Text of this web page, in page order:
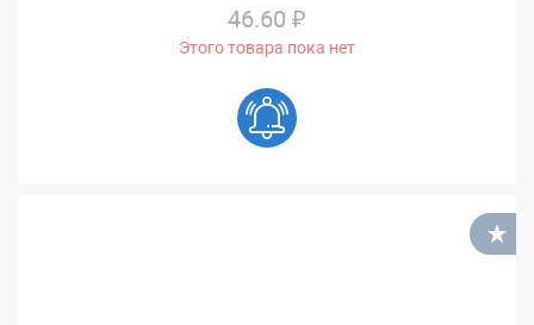
46.60 ₽
Этого товара пока нет